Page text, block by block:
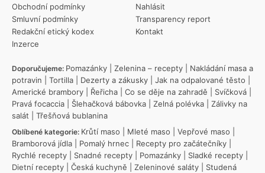
Obchodní podmínky
Smluvní podmínky
Redakční etický kodex
Inzerce
Nahlásit
Transparency report
Kontakt
Doporučujeme: Pomazánky Zelenina – recepty
Nakládání masa a
potravin
Tortilla Dezerty a zákusky Jak na odpalované těsto
Americké brambory
Řeřicha Co se děje na zahradě Svíčková
Pravá focaccia
Šlehačková bábovka Zelná polévka
Zálivky na
salát
Třešňová bublanina
Oblíbené kategorie: Krůtí maso Mleté maso Vepřové maso
Bramborová jídla
Pomalý hrnec Recepty pro začátečníky
Rychlé recepty
Snadné recepty Pomazánky Sladké recepty
Dietní recepty
Česká kuchyně Zeleninové saláty
Studená